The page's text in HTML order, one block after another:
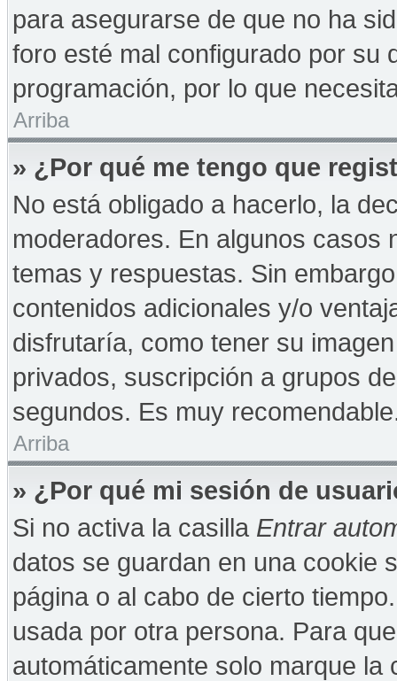
para asegurarse de que no ha
foro esté mal configurado por su
programación, por lo que
Arriba
» ¿Por qué me tengo que
No está obligado a hacerlo, la
moderadores. En algunos casos
temas y respuestas. Sin
contenidos adicionales y/o
disfrutaría, como tener su
privados, suscripción a grupos
segundos. Es muy
Arriba
» ¿Por qué mi sesión de
Si no activa la casilla Entrar
datos se guardan en una cookie
página o al cabo de cierto
usada por otra persona. Para
automáticamente solo marque